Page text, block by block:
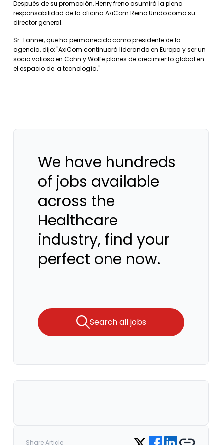
Después de su promoción, Henry freno asumirá la plena
responsabilidad de la oficina AxiCom Reino Unido como su
director general.
Sr. Tanner, que ha permanecido como presidente de la
agencia, dijo: "AxiCom continuará liderando en Europa y ser un
socio valioso en Cohn y Wolfe planes de crecimiento global en
el espacio de la tecnología."
We have hundreds
of jobs available
across the
Healthcare
industry, find your
perfect one now.
Search all jobs
Share Article Share on Twitter
Share on Facebook
Share on LinkedIn
Copy link